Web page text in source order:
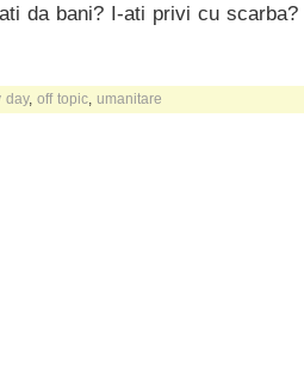
da bani? I-ati privi cu
day, off topic umanitare